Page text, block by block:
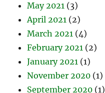
May 2021 (3)
April 2021 (2)
March 2021 (4)
February 2021 (2)
January 2021 (1)
November 2020 (1)
September 2020 (1)